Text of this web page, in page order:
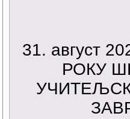
31. август
РОКУ